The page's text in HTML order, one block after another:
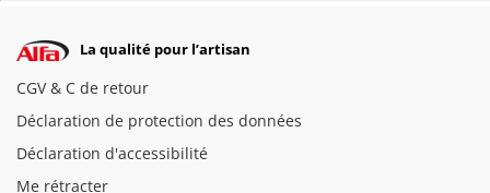
La qualité pour l’artisan
CGV & C de retour
Déclaration de protection des données
Déclaration d'accessibilité
Me rétracter